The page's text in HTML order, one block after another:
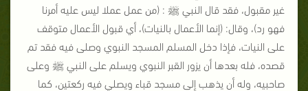
غير مقبول، فقد قال النبي ﷺ : (من عمل عملا ليس عليه أمرنا
فهو رد)، وقال: (إنما الأعمال بالنيات)، أي قبول الأعمال متوقف
على النيات، فإذا دخل المسلم المسجد النبوي وصلى فيه فقد تم
قصده، فله بعدها أن يزور القبر النبوي ويسلم على النبي ﷺ وعلى
صاحبيه، وله أن يذهب إلى مسجد قباء ويصلي فيه ركعتين، كما